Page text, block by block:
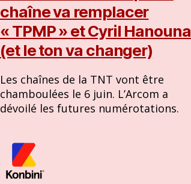
chaîne va remplacer
« TPMP » et Cyril Hanouna
(et le ton va changer)
Les chaînes de la TNT vont être
chamboulées le 6 juin. L’Arcom a
dévoilé les futures numérotations.